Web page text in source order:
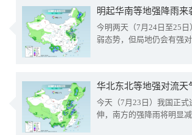
明起华南等地强降雨
今明两天（7月24日至25
弱态势，但局地仍会有强
华北东北等地强对流天
今天（7月23日）我国正
伸，南方的强降雨将明显